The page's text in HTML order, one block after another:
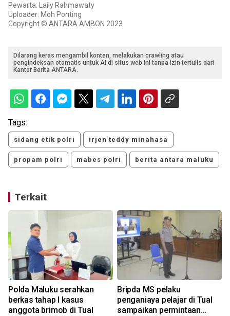
Pewarta: Laily Rahmawaty
Uploader: Moh Ponting
Copyright © ANTARA AMBON 2023
Dilarang keras mengambil konten, melakukan crawling atau
pengindeksan otomatis untuk AI di situs web ini tanpa izin tertulis dari
Kantor Berita ANTARA.
Tags:
sidang etik polri irjen teddy minahasa
propam polri mabes polri berita antara maluku
Terkait
Polda Maluku serahkan
berkas tahap I kasus
anggota brimob di Tual
Bripda MS pelaku
penganiaya pelajar di Tual
sampaikan permintaan